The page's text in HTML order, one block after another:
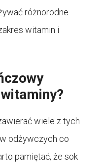
różnorodne
witamin i
wiele z tych
odżywczych co
pamiętać, że sok